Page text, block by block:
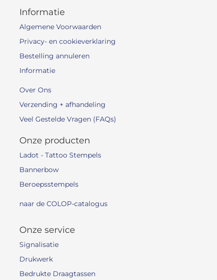
Informatie
Algemene Voorwaarden
Privacy- en cookieverklaring
Bestelling annuleren
Informatie
Over Ons
Verzending + afhandeling
Veel Gestelde Vragen (FAQs)
Onze producten
Ladot - Tattoo Stempels
Bannerbow
Beroepsstempels
naar de COLOP-catalogus
Onze service
Signalisatie
Drukwerk
Bedrukte Draagtassen